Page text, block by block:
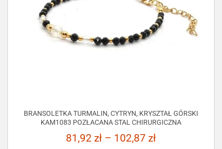
BRANSOLETKA TURMALIN, CYTRYN, KRYSZTAŁ GÓRSKI
KAM1083 POZŁACANA STAL CHIRURGICZNA
81,92 zł – 102,87 zł